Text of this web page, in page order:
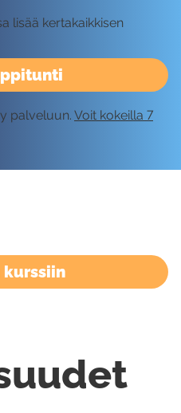
lisää kertakaikkisen
palveluun. Voit kokeilla 7